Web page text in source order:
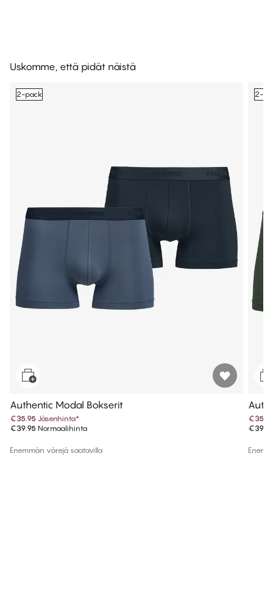
Uskomme, että pidät näistä
2-pack
Authentic Modal Bokserit
€35.95 Jäsenhinta*
€39.95 Normaalihinta
Enemmän värejä saatavilla
2-